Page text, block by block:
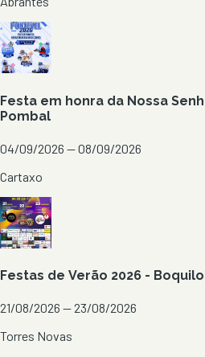
Festa em honra da Nossa
Pombal
04/09/2026 — 08/09/2026
Cartaxo
Festas de Verão 2026 -
21/08/2026 — 23/08/2026
Torres Novas